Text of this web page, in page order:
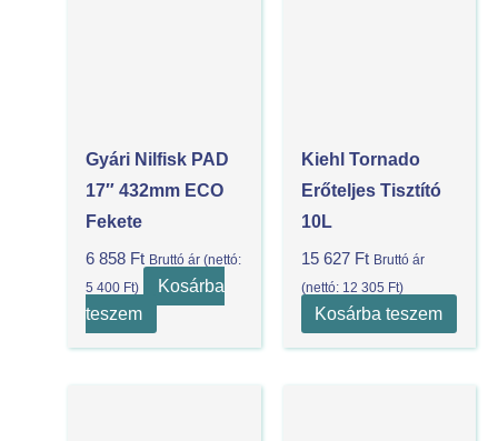
Gyári Nilfisk PAD
17″ 432mm ECO
Fekete
6 858 Ft Bruttó ár (nettó:
5 400 Ft)
Kosárba
teszem
Kiehl Tornado
Erőteljes Tisztító
10L
15 627 Ft Bruttó ár
(nettó: 12 305 Ft)
Kosárba teszem